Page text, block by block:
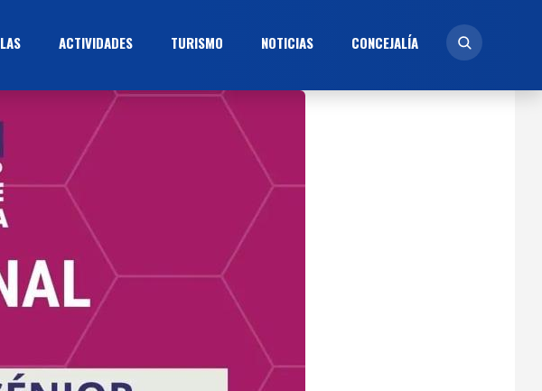
ACTIVIDADES TURISMO NOTICIAS CONCEJALÍ­A